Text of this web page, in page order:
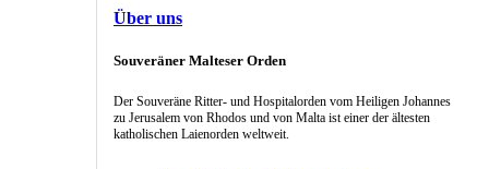
Über uns
Souveräner Malteser Orden
Der Souveräne Ritter- und Hospitalorden vom Heiligen Johannes
zu Jerusalem von Rhodos und von Malta ist einer der ältesten
katholischen Laienorden weltweit.